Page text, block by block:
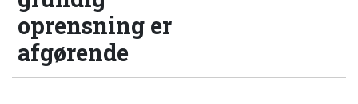
oprensning er
afgørende